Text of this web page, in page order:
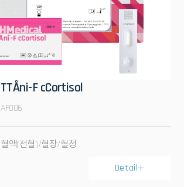
TTÅni-F cCortisol
AF006
혈액(전혈)/혈장/혈청
Detail